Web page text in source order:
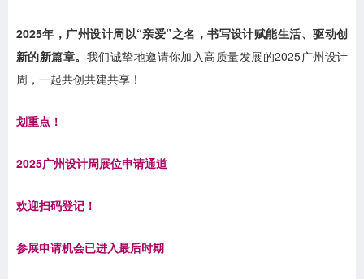
2025年，广州设计周以“亲爱”之名，书写设计赋能生活、驱动创
新的新篇章。 我们诚挚地邀请你加入高质量发展的2025广州设计
周，一起共创共建共享！
划重点！
2025广州设计周展位申请通道
欢迎扫码登记！
参展申请机会已进入最后时期